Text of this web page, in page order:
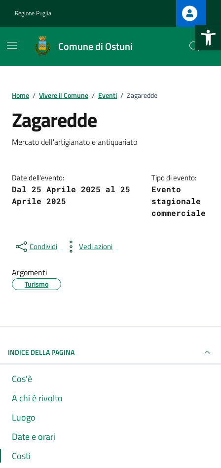
Apri la
Regione Puglia
Comune di Ostuni
Home / Vivere il Comune / Eventi / Zagaredde
Zagaredde.
Mercato dell'artigianato e antiquariato.
Date dell'evento:
Dal 25 Aprile 2025 al 25
Aprile 2025
Tipo di evento:
Evento
stagionale
commerciale
Condividi Vedi azioni
Argomenti
Turismo
INDICE DELLA PAGINA
Cos'è
A chi è rivolto
Luogo
Date e orari
Costi